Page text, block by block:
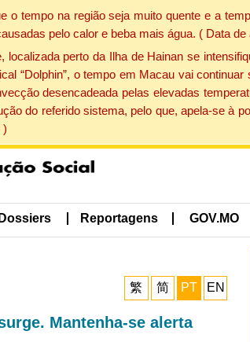
tempo na região seja muito quente e a
pelo calor e beba mais água. ( Data
perto da Ilha de Hainan se
“Dolphin”, o tempo em Macau vai
desencadeada pelas elevadas
do referido sistema, pelo que, apela-se à
)
Dossiers Reportagens GOV.MO
繁 简 PT EN
Mantenha-se alerta